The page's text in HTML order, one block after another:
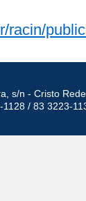
racin/
s/n - Cristo
/ 83 3223-